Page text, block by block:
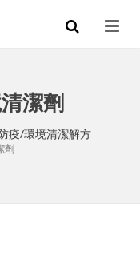
潔劑
疫/環境清潔解方
劑